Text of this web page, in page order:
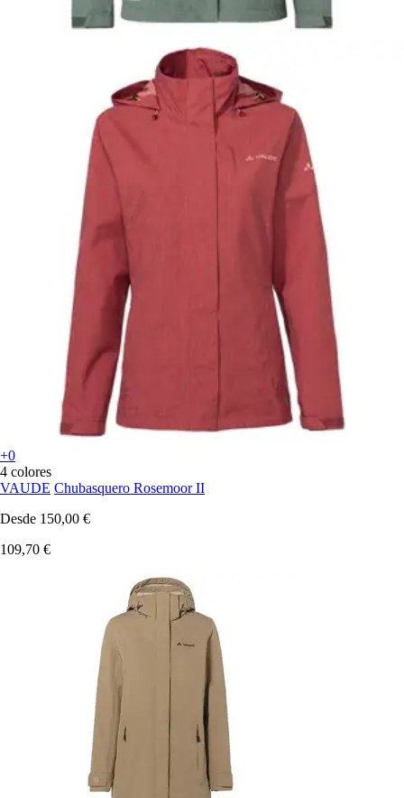
+0
4 colores
VAUDE Chubasquero Rosemoor II
Desde 150,00 €
109,70 €